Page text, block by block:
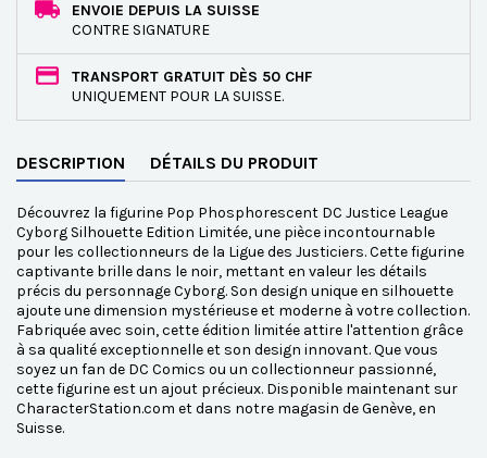
ENVOIE DEPUIS LA SUISSE
CONTRE SIGNATURE
TRANSPORT GRATUIT DÈS 50 CHF
UNIQUEMENT POUR LA SUISSE.
DESCRIPTION DÉTAILS DU PRODUIT
Découvrez la figurine Pop Phosphorescent DC Justice League
Cyborg Silhouette Edition Limitée, une pièce incontournable
pour les collectionneurs de la Ligue des Justiciers. Cette figurine
captivante brille dans le noir, mettant en valeur les détails
précis du personnage Cyborg. Son design unique en silhouette
ajoute une dimension mystérieuse et moderne à votre collection.
Fabriquée avec soin, cette édition limitée attire l'attention grâce
à sa qualité exceptionnelle et son design innovant. Que vous
soyez un fan de DC Comics ou un collectionneur passionné,
cette figurine est un ajout précieux. Disponible maintenant sur
CharacterStation.com et dans notre magasin de Genève, en
Suisse.